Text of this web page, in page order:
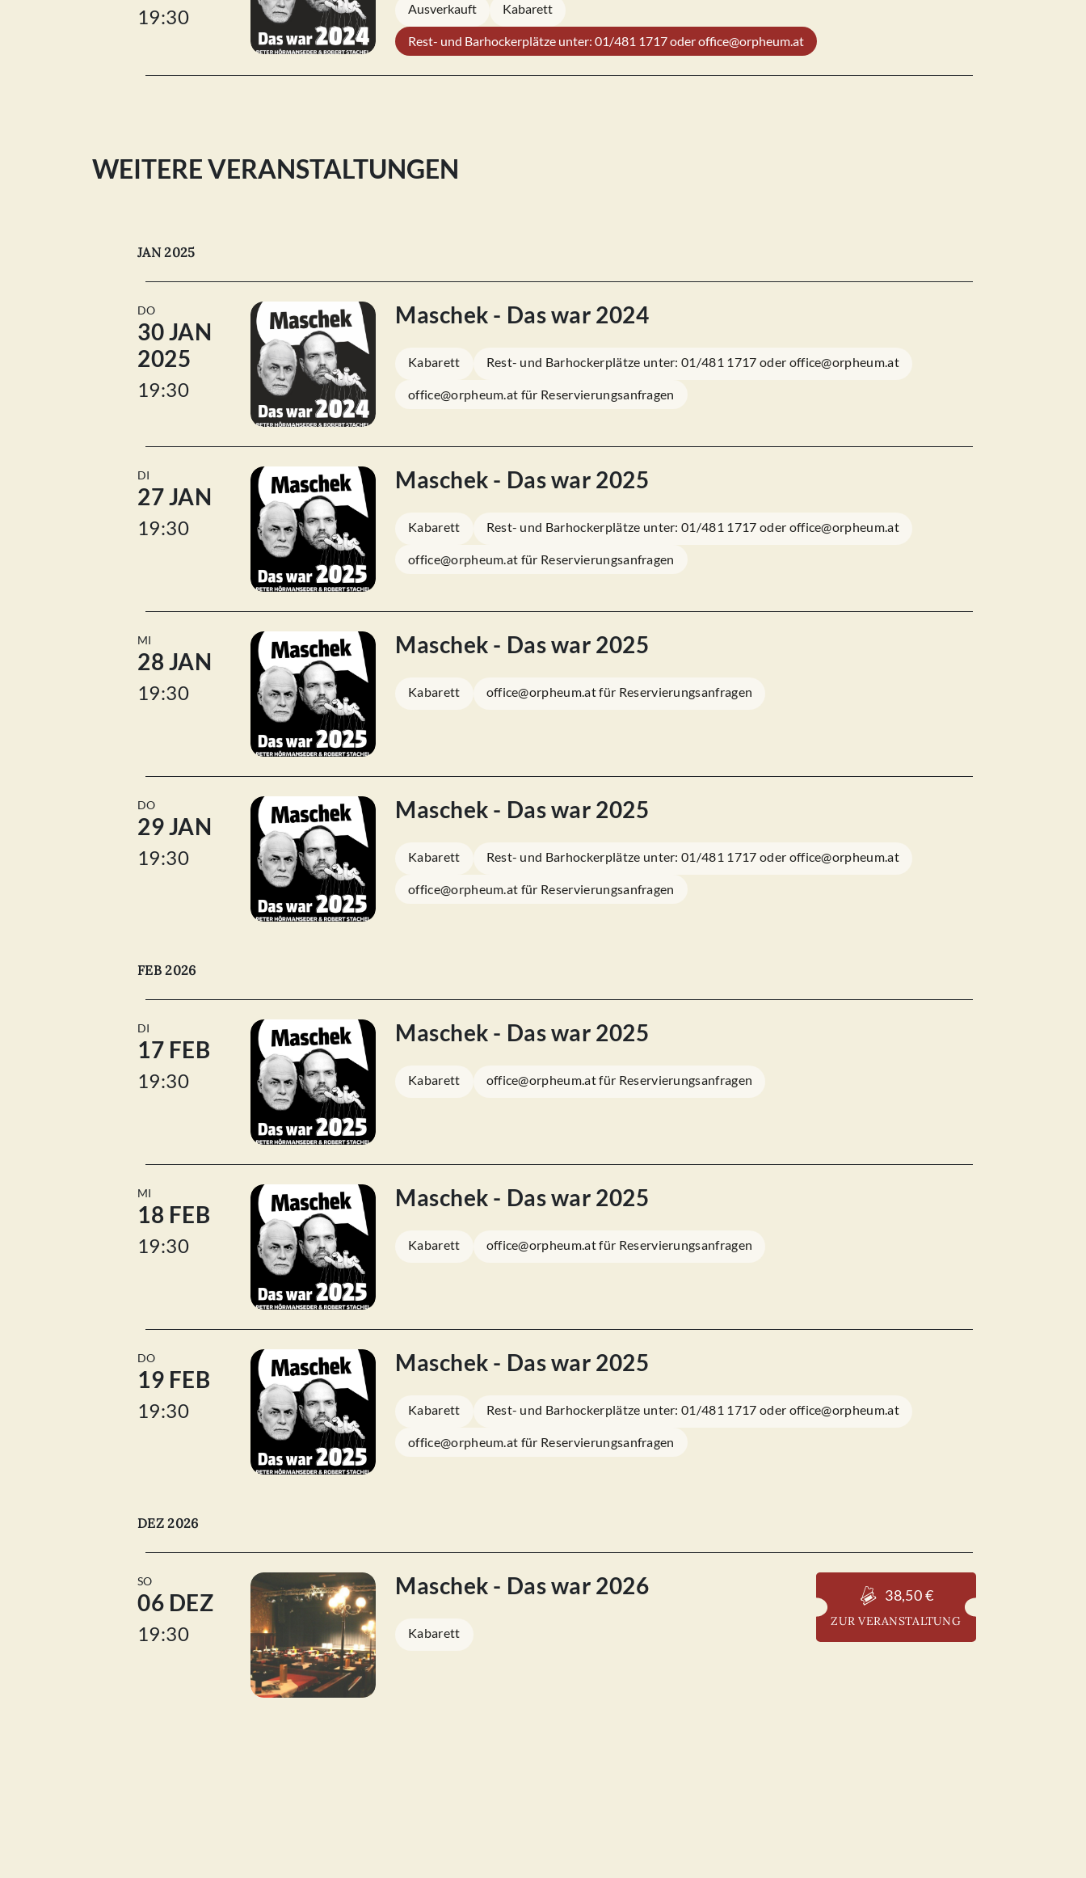
19:30 Ausverkauft Kabarett
Rest- und Barhockerplätze unter: 01/481 1717 oder office@orpheum.at
WEITERE VERANSTALTUNGEN
JAN 2025
DO
30 JAN
2025
19:30
Maschek - Das war 2024
Kabarett Rest- und Barhockerplätze unter: 01/481 1717 oder office@orpheum.at
office@orpheum.at für Reservierungsanfragen
DI
27 JAN
19:30
Maschek - Das war 2025
Kabarett Rest- und Barhockerplätze unter: 01/481 1717 oder office@orpheum.at
office@orpheum.at für Reservierungsanfragen
MI
28 JAN
19:30
Maschek - Das war 2025
Kabarett office@orpheum.at für Reservierungsanfragen
DO
29 JAN
19:30
Maschek - Das war 2025
Kabarett Rest- und Barhockerplätze unter: 01/481 1717 oder office@orpheum.at
office@orpheum.at für Reservierungsanfragen
FEB 2026
DI
17 FEB
19:30
Maschek - Das war 2025
Kabarett office@orpheum.at für Reservierungsanfragen
MI
18 FEB
19:30
Maschek - Das war 2025
Kabarett office@orpheum.at für Reservierungsanfragen
DO
19 FEB
19:30
Maschek - Das war 2025
Kabarett Rest- und Barhockerplätze unter: 01/481 1717 oder office@orpheum.at
office@orpheum.at für Reservierungsanfragen
DEZ 2026
SO
06 DEZ
19:30
Maschek - Das war 2026
Kabarett
38,50 €
ZUR VERANSTALTUNG